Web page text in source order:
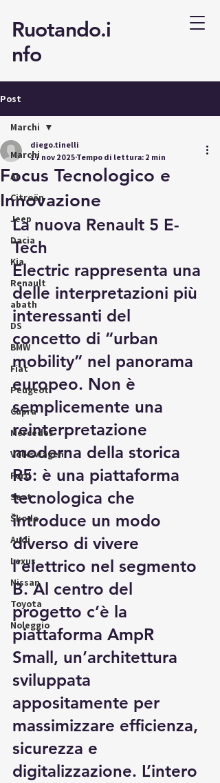
Ruotando.i
nfo
Post
Marchi
AI
Citroën
Jeep
Dacia
Kia
Renault
abath
DS
BMW
Fiat
Peugeot
Cupra
Mercedes
Volkswagen
Ford
Seat
Škoda
Audi
Lexus
Nissan
Toyota
Noleggio
Marchi
Focus Tecnologico e
Innovazione
diego.tinelli
17 nov 2025Tempo di lettura: 2 min
La nuova Renault 5 E-
Tech
Electric rappresenta una
delle interpretazioni più
interessanti del
concetto di “urban
mobility” nel panorama
europeo. Non è
semplicemente una
reinterpretazione
moderna della storica
R5: è una piattaforma
tecnologica che
introduce un modo
diverso di vivere
l’elettrico nel segmento
B. Al centro del
progetto c’è la
piattaforma AmpR
Small, un’architettura
sviluppata
appositamente per
massimizzare efficienza,
sicurezza e
digitalizzazione. L’intero